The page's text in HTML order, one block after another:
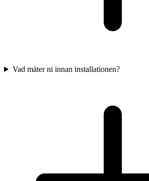
Vad mäter ni innan installationen?